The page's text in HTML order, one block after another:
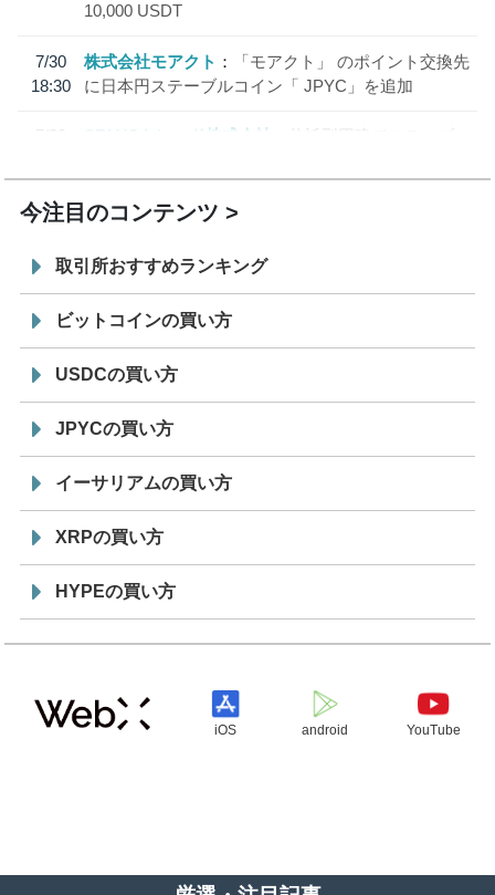
10,000 USDT
7/30
18:30
株式会社モアクト
「モアクト」 のポイント交換先
に日本円ステーブルコイン「 JPYC」を追加
7/29
SBI VCトレード株式会社
信託型円建てステーブル
今注目のコンテンツ
取引所おすすめランキング
ビットコインの買い方
USDCの買い方
JPYCの買い方
イーサリアムの買い方
XRPの買い方
HYPEの買い方
iOS android YouTube